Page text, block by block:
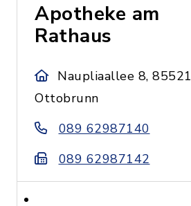
Apotheke am
Rathaus
Naupliaallee 8, 85521
Ottobrunn
089 62987140
089 62987142